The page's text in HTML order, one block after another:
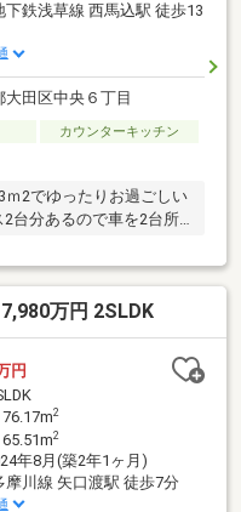
下鉄浅草線 西馬込駅 徒歩13
大田区中央６丁目
カウンターキッチン
2でゆったりお過ごしい
台分あるので車を2台所
万円 2SLDK
円
2
2
年8月(築2年1ヶ月)
摩川線 矢口渡駅 徒歩7分